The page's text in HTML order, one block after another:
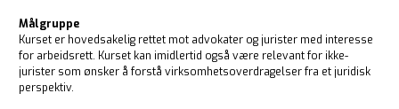
Målgruppe
Kurset er hovedsakelig rettet mot advokater og jurister med interesse
for arbeidsrett. Kurset kan imidlertid også være relevant for ikke-
jurister som ønsker å forstå virksomhetsoverdragelser fra et juridisk
perspektiv.